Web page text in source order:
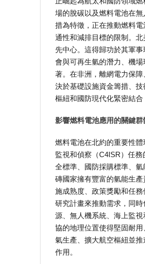
場的脫碳以及燃料電池在
措為特徵，正在推動燃料
通性和減排目標的限制。
先中心。這得歸功於其軍
會與可再生氫的潛力、機
著。在非洲，離網電力保
決於基礎設施資金籌措、
樞紐和國防現代化緊密結
影響燃料電池應用的關鍵群
燃料電池在北約的重要性
監視和偵察（C4ISR）任
全標準、國防採購標準、
磚國家擁有豐富的氫能生
施成熟度、政策獎勵和任
研究計畫來推動需求，同
源、無人機系統、海上監
協的地理位置使得堅固耐
氣生產、擴大航空樞紐並
作用。